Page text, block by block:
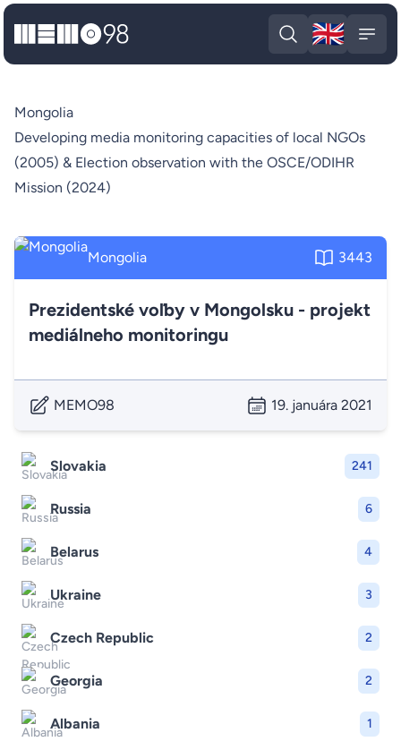
MEMO98
Open search
🇬🇧
Slovakia 241
Russia 6
Belarus 4
Ukraine 3
Czech Republic 2
Georgia 2
Albania 1
Mongolia
Developing media monitoring capacities of local NGOs
(2005) & Election observation with the OSCE/ODIHR
Mission (2024)
Mongolia 3443
Prezidentské voľby v Mongolsku - projekt
mediálneho monitoringu
MEMO98 19. januára 2021